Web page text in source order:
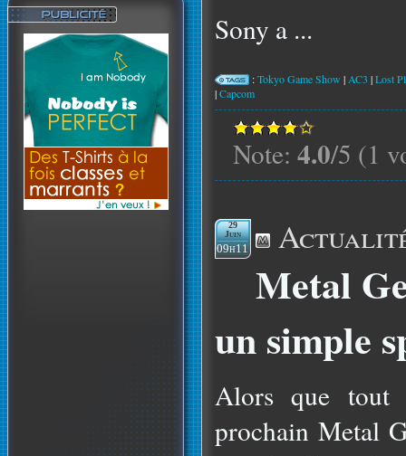
Sony a ...
:Tokyo Game Show | AC3 |Lost
|Capcom
Note: 4.0/5 (1
29
Juin
09h11
Metal
un simple
Alors que tout
prochain Metal